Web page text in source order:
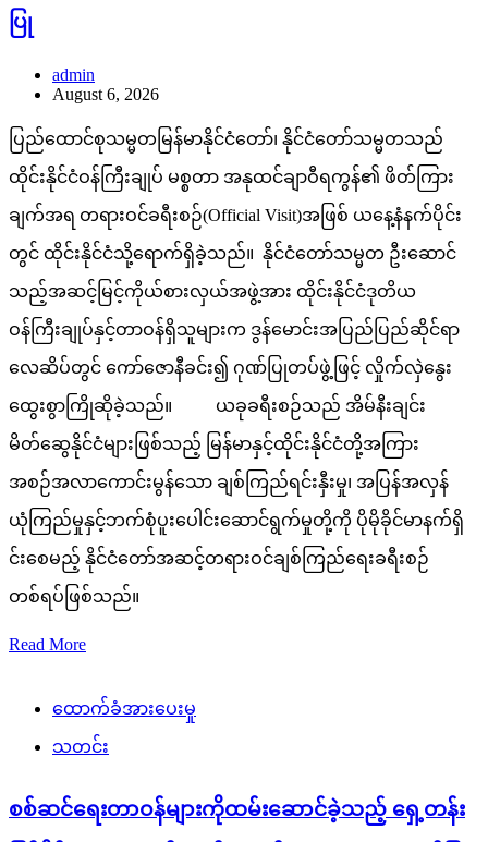
ပြု
admin
August 6, 2026
ပြည်ထောင်စုသမ္မတမြန်မာနိုင်ငံတော်၊ နိုင်ငံတော်သမ္မတသည်
ထိုင်းနိုင်ငံဝန်ကြီးချုပ် မစ္စတာ အနုထင်ချာဝီရကွန်၏ ဖိတ်ကြား
ချက်အရ တရားဝင်ခရီးစဉ်(Official Visit)အဖြစ် ယနေ့နံနက်ပိုင်း
တွင် ထိုင်းနိုင်ငံသို့ရောက်ရှိခဲ့သည်။ နိုင်ငံတော်သမ္မတ ဦးဆောင်
သည့်အဆင့်မြင့်ကိုယ်စားလှယ်အဖွဲ့အား ထိုင်းနိုင်ငံဒုတိယ
ဝန်ကြီးချုပ်နှင့်တာဝန်ရှိသူများက ဒွန်မောင်းအပြည်ပြည်ဆိုင်ရာ
လေဆိပ်တွင် ကော်ဇောနီခင်း၍ ဂုဏ်ပြုတပ်ဖွဲ့ဖြင့် လှိုက်လှဲနွေး
ထွေးစွာကြိုဆိုခဲ့သည်။ ယခုခရီးစဉ်သည် အိမ်နီးချင်း
မိတ်ဆွေနိုင်ငံများဖြစ်သည့် မြန်မာနှင့်ထိုင်းနိုင်ငံတို့အကြား
အစဉ်အလာကောင်းမွန်သော ချစ်ကြည်ရင်းနှီးမှု၊ အပြန်အလှန်
ယုံကြည်မှုနှင့်ဘက်စုံပူးပေါင်းဆောင်ရွက်မှုတို့ကို ပိုမိုခိုင်မာနက်ရှိ
င်းစေမည့် နိုင်ငံတော်အဆင့်တရားဝင်ချစ်ကြည်ရေးခရီးစဉ်
တစ်ရပ်ဖြစ်သည်။
Read More
ထောက်ခံအားပေးမှု
သတင်း
စစ်ဆင်ရေးတာဝန်များကိုထမ်းဆောင်ခဲ့သည့် ရှေ့တန်း